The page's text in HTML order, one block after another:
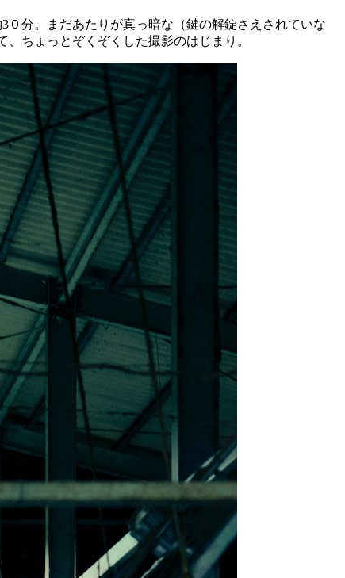
分。まだあたりが真っ暗な（鍵の解錠さえされていな
ちょっとぞくぞくした撮影のはじまり。